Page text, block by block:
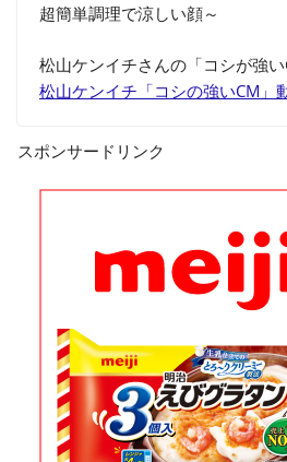
超簡単調理で涼しい顔～
松山ケンイチさんの「コシが強い
松山ケンイチ「コシの強いCM」
スポンサードリンク